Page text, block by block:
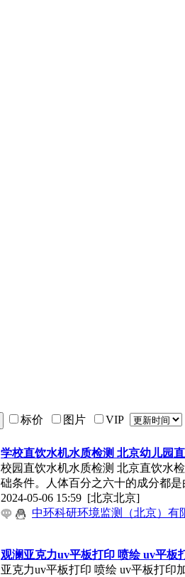
标价 图片 VIP
学校直饮水机水质检测 北京幼儿园
校园直饮水机水质检测 北京直饮水
础条件。人体百分之六十的成分都是
2024-05-06 15:59 [北京北京]
中环科研环境监测（北京）有
观澜亚克力uv平板打印 喷绘 uv平板
亚克力uv平板打印 喷绘 uv平板打印